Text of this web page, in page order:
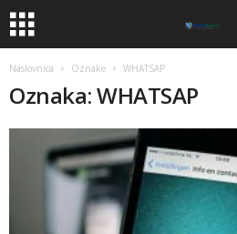
Naslovnica Oznake WHATSAP
Oznaka: WHATSAP